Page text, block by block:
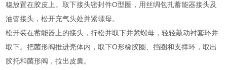
稳放置在胶皮上。取下接头密封件O型圈，用丝绸包扎蓄能器接头及
油管接头，松开充气头处并紧螺母。
松开装在蓄能器上的接头，拧松并取下并紧螺母，轻轻敲动衬套环并
取下。把菌形阀推进壳体内，取下O形橡胶圈、挡圈和支撑环，取出
胶托和菌形阀，拉出皮囊。